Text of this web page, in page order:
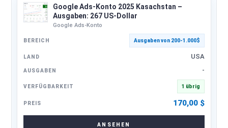
Google Ads-Konto 2025 Kasachstan –
Ausgaben: 267 US-Dollar
Google Ads-Konto
Ausgaben von 200-1.000$
USA
-
1 übrig
170,00 $
ANSEHEN